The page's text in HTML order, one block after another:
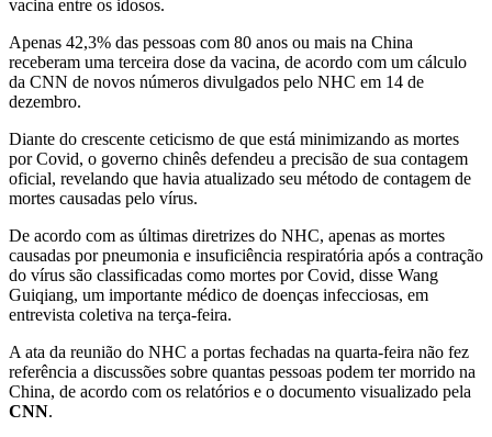
vacina entre os idosos.
Apenas 42,3% das pessoas com 80 anos ou mais na China
receberam uma terceira dose da vacina, de acordo com um cálculo
da CNN de novos números divulgados pelo NHC em 14 de
dezembro.
Diante do crescente ceticismo de que está minimizando as mortes
por Covid, o governo chinês defendeu a precisão de sua contagem
oficial, revelando que havia atualizado seu método de contagem de
mortes causadas pelo vírus.
De acordo com as últimas diretrizes do NHC, apenas as mortes
causadas por pneumonia e insuficiência respiratória após a contração
do vírus são classificadas como mortes por Covid, disse Wang
Guiqiang, um importante médico de doenças infecciosas, em
entrevista coletiva na terça-feira.
A ata da reunião do NHC a portas fechadas na quarta-feira não fez
referência a discussões sobre quantas pessoas podem ter morrido na
China, de acordo com os relatórios e o documento visualizado pela
CNN.